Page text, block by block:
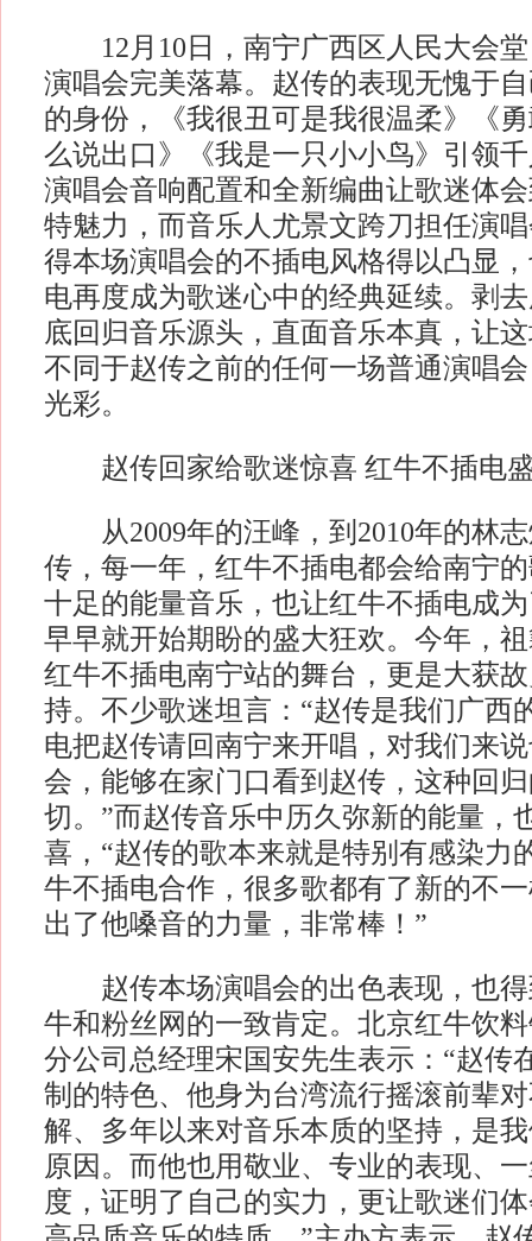
12月10日，南宁广西区人民大会堂
演唱会完美落幕。赵传的表现无愧于
的身份，《我很丑可是我很温柔》《
么说出口》《我是一只小小鸟》引领
演唱会音响配置和全新编曲让歌迷体
特魅力，而音乐人尤景文跨刀担任演
得本场演唱会的不插电风格得以凸显
电再度成为歌迷心中的经典延续。剥
底回归音乐源头，直面音乐本真，让
不同于赵传之前的任何一场普通演唱
光彩。
赵传回家给歌迷惊喜 红牛不插电
从2009年的汪峰，到2010年的林志
传，每一年，红牛不插电都会给南宁
十足的能量音乐，也让红牛不插电成
早早就开始期盼的盛大狂欢。今年，
红牛不插电南宁站的舞台，更是大获
持。不少歌迷坦言：“赵传是我们广西
电把赵传请回南宁来开唱，对我们来
会，能够在家门口看到赵传，这种回
切。”而赵传音乐中历久弥新的能量，
喜，“赵传的歌本来就是特别有感染力
牛不插电合作，很多歌都有了新的不
出了他嗓音的力量，非常棒！”
赵传本场演唱会的出色表现，也得
牛和粉丝网的一致肯定。北京红牛饮
分公司总经理宋国安先生表示：“赵传
制的特色、他身为台湾流行摇滚前辈
解、多年以来对音乐本质的坚持，是
原因。而他也用敬业、专业的表现、
度，证明了自己的实力，更让歌迷们